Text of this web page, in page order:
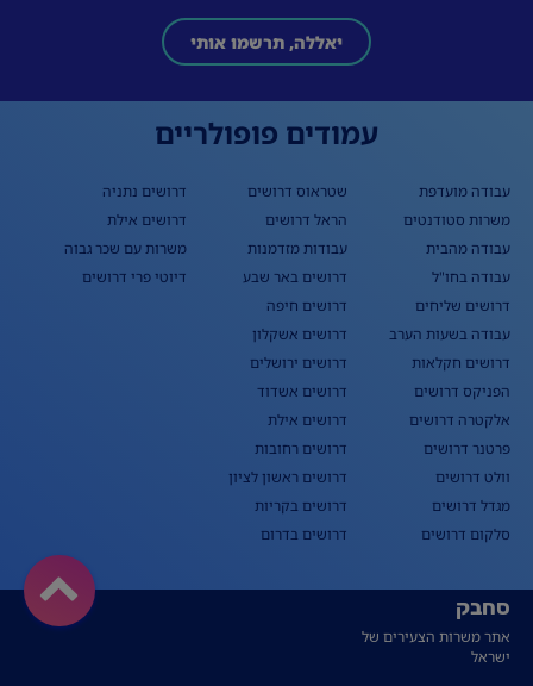
יאללה, תרשמו אותי
עמודים פופולריים
עבודה מועדפת
משרות סטודנטים
עבודה מהבית
עבודה בחו"ל
דרושים שליחים
עבודה בשעות הערב
דרושים חקלאות
הפניקס דרושים
אלקטרה דרושים
פרטנר דרושים
וולט דרושים
מגדל דרושים
סלקום דרושים
שטראוס דרושים
הראל דרושים
עבודות מזדמנות
דרושים באר שבע
דרושים חיפה
דרושים אשקלון
דרושים ירושלים
דרושים אשדוד
דרושים אילת
דרושים רחובות
דרושים ראשון לציון
דרושים בקריות
דרושים בדרום
דרושים נתניה
דרושים אילת
משרות עם שכר גבוה
דיוטי פרי דרושים
סחבק
אתר משרות הצעירים של
ישראל